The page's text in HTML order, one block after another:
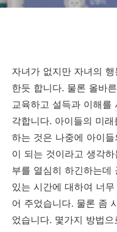
자녀가 없지만 자녀의
한듯 합니다. 물론 올바
교육하고 설득과 이해를
각합니다. 아이들의 미
하는 것은 나중에 아이
이 되는 것이라고 생각
부를 열심히 하긴하는데
있는 시간에 대하여 너
어 주었습니다. 물론 좀
었습니다. 몇가지 방법